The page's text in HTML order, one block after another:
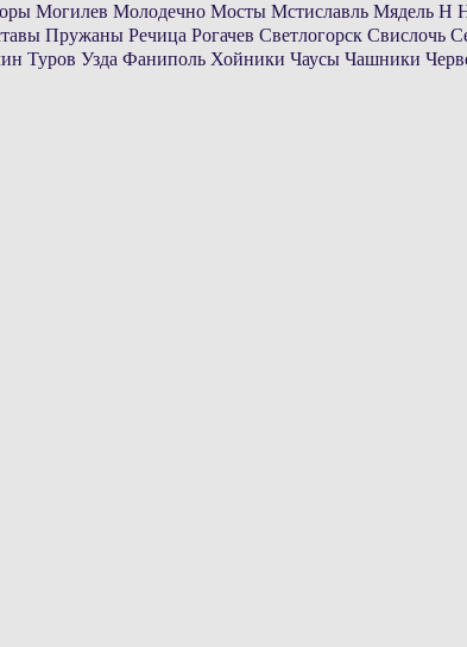
Могилев Молодечно Мосты Мстиславль Мядель Н
Пружаны Речица Рогачев Светлогорск Свислочь
Туров Узда Фаниполь Хойники Чаусы Чашники